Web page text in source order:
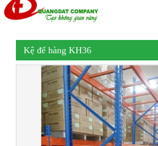
Kệ để hàng KH36